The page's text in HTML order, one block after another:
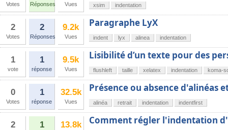
Votes Réponses Vues xsim indentation
2
Votes
2
Réponses
9.2k
Vues
Paragraphe LyX
indent lyx alinea indentation
1
vote
1
réponse
9.5k
Vues
Lisibilité d’un texte pour des
flushleft taille xelatex indentation koma-
0
Votes
1
réponse
32.5k
Vues
Présence ou absence d'alinéas
alinéa retrait indentation indentfirst
2 1 13.8k Comment régler l'indentation